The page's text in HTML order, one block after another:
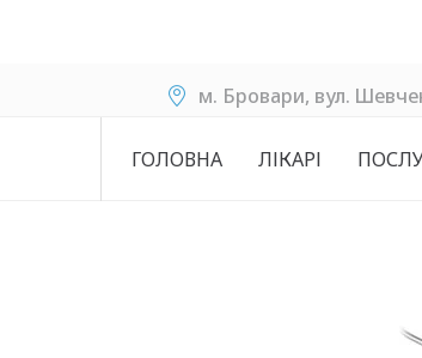
м. Бровари, вул.
ГОЛОВНА ЛІКАРІ